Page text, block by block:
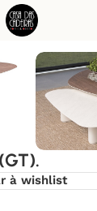
à wishlist